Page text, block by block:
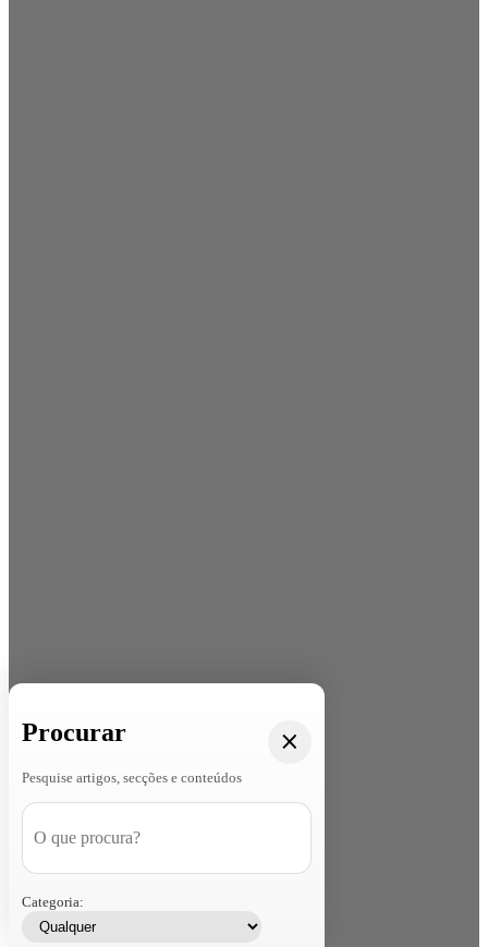
Procurar
Pesquise artigos, secções e conteúdos
Categoria: